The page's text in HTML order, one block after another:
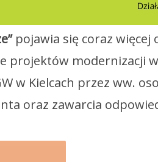
pojawia się coraz
projektów modernizacji
w Kielcach przez ww.
oraz zawarcia